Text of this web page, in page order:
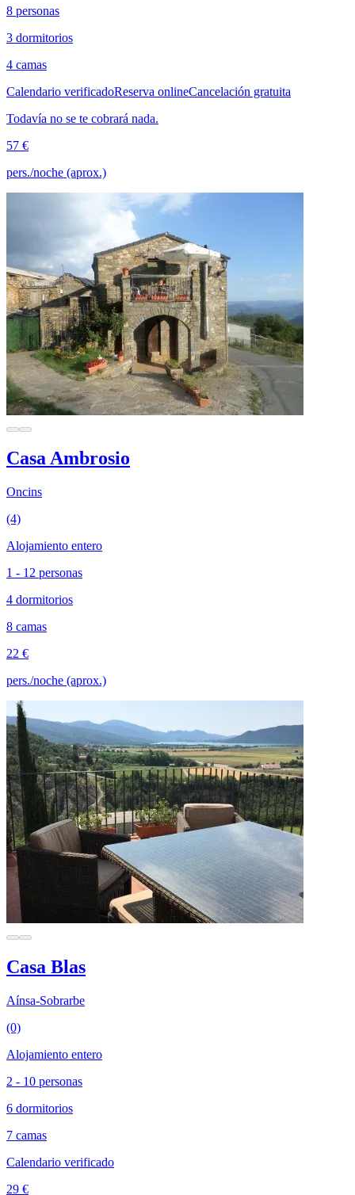
8 personas
3 dormitorios
4 camas
Calendario verificadoReserva onlineCancelación gratuita
Todavía no se te cobrará nada.
57 €
pers./noche (aprox.)
Casa Ambrosio
Oncins
(4)
Alojamiento entero
1 - 12 personas
4 dormitorios
8 camas
22 €
pers./noche (aprox.)
Casa Blas
Aínsa-Sobrarbe
(0)
Alojamiento entero
2 - 10 personas
6 dormitorios
7 camas
Calendario verificado
29 €